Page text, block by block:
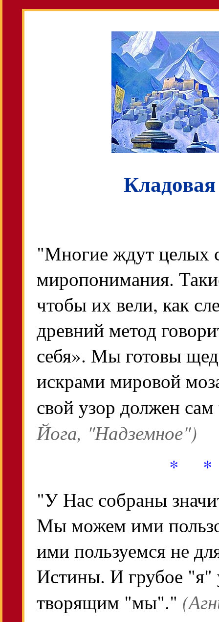
"Многие ждут целых
миропонимания.
чтобы их вели, как
древний метод
себя». Мы готовы
искрами мировой
свой узор должен
Йога, "Надземное")
*
"У Нас собраны
Мы можем ими
ими пользуемся не
Истины. И грубое "я"
творящим "мы"."